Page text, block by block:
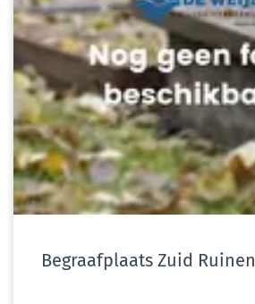
Begraafplaats Zuid Ruinen